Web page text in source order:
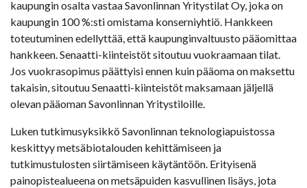
kaupungin osalta vastaa Savonlinnan Yritystilat Oy, joka on
kaupungin 100 %:sti omistama konserniyhtiö. Hankkeen
toteutuminen edellyttää, että kaupunginvaltuusto pääomittaa
hankkeen. Senaatti-kiinteistöt sitoutuu vuokraamaan tilat.
Jos vuokrasopimus päättyisi ennen kuin pääoma on maksettu
takaisin, sitoutuu Senaatti-kiinteistöt maksamaan jäljellä
olevan pääoman Savonlinnan Yritystiloille.
Luken tutkimusyksikkö Savonlinnan teknologiapuistossa
keskittyy metsäbiotalouden kehittämiseen ja
tutkimustulosten siirtämiseen käytäntöön. Erityisenä
painopistealueena on metsäpuiden kasvullinen lisäys, jota